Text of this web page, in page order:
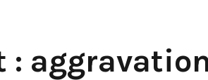
: